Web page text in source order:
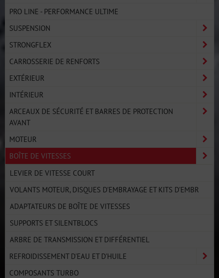
PRO LINE - PERFORMANCE ULTIME
SUSPENSION
STRONGFLEX
CARROSSERIE DE RENFORTS
EXTÉRIEUR
INTÉRIEUR
ARCEAUX DE SÉCURITÉ ET BARRES DE PROTECTION
AVANT
MOTEUR
BOÎTE DE VITESSES
LEVIER DE VITESSE COURT
VOLANTS MOTEUR, DISQUES D'EMBRAYAGE ET KITS D'EMBR
ADAPTATEURS DE BOÎTE DE VITESSES
SUPPORTS ET SILENTBLOCS
ARBRE DE TRANSMISSION ET DIFFÉRENTIEL
REFROIDISSEMENT D'EAU ET D'HUILE
COMPOSANTS TURBO